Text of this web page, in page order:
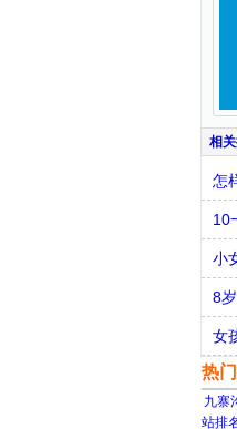
怎
10
小
8
女
热
九寨
站排